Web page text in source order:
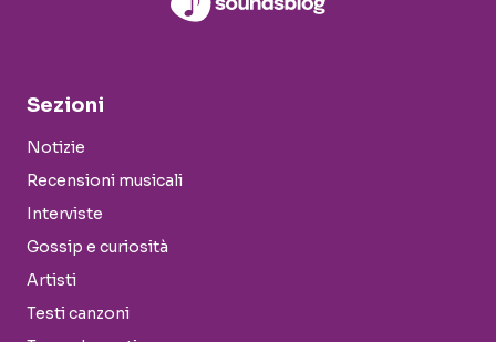
Sezioni
Notizie
Recensioni musicali
Interviste
Gossip e curiosità
Artisti
Testi canzoni